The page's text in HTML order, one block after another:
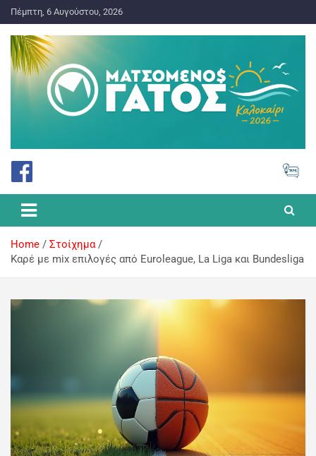
Πέμπτη, 6 Αυγούστου, 2026
Ματσωμένος Γάτος – Όλα για
το Στοίχημα
Home
Στοίχημα
Καρέ με mix επιλογές από Euroleague, La Liga και Bundesliga